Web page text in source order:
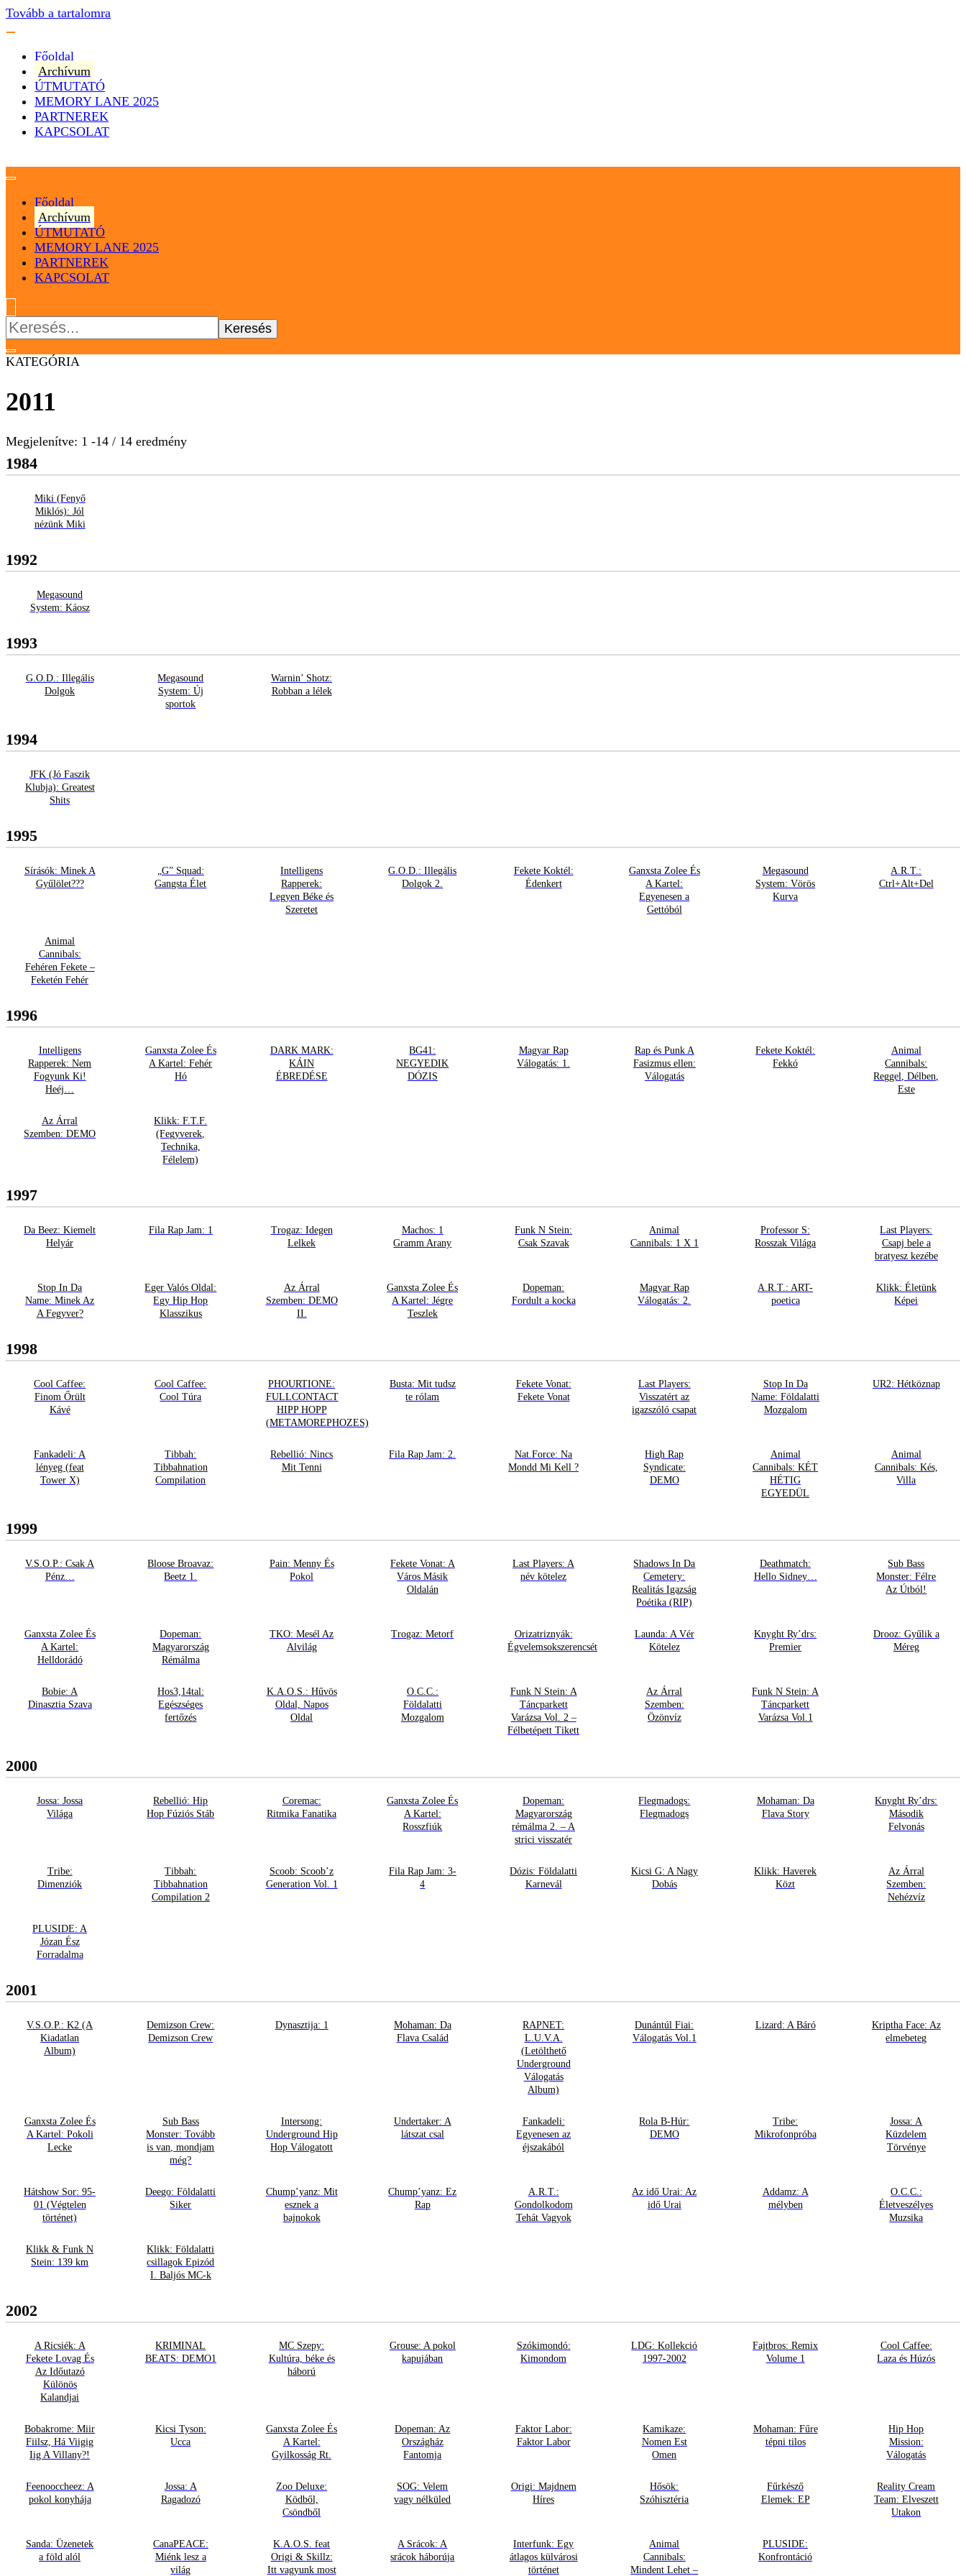
Tovább a tartalomra
Főoldal
Archívum
ÚTMUTATÓ
MEMORY LANE 2025
PARTNEREK
KAPCSOLAT
Magyar Hip Hop Archívum
Magyarország
Főoldal
Archívum
ÚTMUTATÓ
MEMORY LANE 2025
PARTNEREK
KAPCSOLAT
Keresés:
KATEGÓRIA
2011
Megjelenítve: 1 -14 / 14 eredmény
1984
Miki (Fenyő
Miklós): Jól
nézünk Miki
1992
Megasound
System: Káosz
1993
G.O.D.: Illegális
Dolgok
Megasound
System: Új
sportok
Warnin’ Shotz:
Robban a lélek
1994
JFK (Jó Faszik
Klubja): Greatest
Shits
1995
Sírásók: Minek A
Gyűlölet???
„G” Squad:
Gangsta Élet
Intelligens
Rapperek:
Legyen Béke és
Szeretet
G.O.D.: Illegális
Dolgok 2.
Fekete Koktél:
Édenkert
Ganxsta Zolee És
A Kartel:
Egyenesen a
Gettóból
Megasound
System: Vörös
Kurva
A.R.T.:
Ctrl+Alt+Del
Animal
Cannibals:
Fehéren Fekete –
Feketén Fehér
1996
Intelligens
Rapperek: Nem
Fogyunk Ki!
Heéj…
Ganxsta Zolee És
A Kartel: Fehér
Hó
DARK MARK:
KÁIN
ÉBREDÉSE
BG41:
NEGYEDIK
DÓZIS
Magyar Rap
Válogatás: 1.
Rap és Punk A
Fasizmus ellen:
Válogatás
Fekete Koktél:
Fekkó
Animal
Cannibals:
Reggel, Délben,
Este
Az Árral
Szemben: DEMO
Klikk: F.T.F.
(Fegyverek,
Technika,
Félelem)
1997
Da Beez: Kiemelt
Helyár
Fila Rap Jam: 1
Trogaz: Idegen
Lelkek
Machos: 1
Gramm Arany
Funk N Stein:
Csak Szavak
Animal
Cannibals: 1 X 1
Professor S:
Rosszak Világa
Last Players:
Csapj bele a
bratyesz kezébe
Stop In Da
Name: Minek Az
A Fegyver?
Eger Valós Oldal:
Egy Hip Hop
Klasszikus
Az Árral
Szemben: DEMO
II.
Ganxsta Zolee És
A Kartel: Jégre
Teszlek
Dopeman:
Fordult a kocka
Magyar Rap
Válogatás: 2.
A.R.T.: ART-
poetica
Klikk: Életünk
Képei
1998
Cool Caffee:
Finom Őrült
Kávé
Cool Caffee:
Cool Túra
PHOURTIONE:
FULLCONTACT
HIPP HOPP
(METAMOREPHOZES)
Busta: Mit tudsz
te rólam
Fekete Vonat:
Fekete Vonat
Last Players:
Visszatért az
igazszóló csapat
Stop In Da
Name: Földalatti
Mozgalom
UR2: Hétköznap
Fankadeli: A
lényeg (feat
Tower X)
Tibbah:
Tibbahnation
Compilation
Rebellió: Nincs
Mit Tenni
Fila Rap Jam: 2.
Nat.Force: Na
Mondd Mi Kell ?
High Rap
Syndicate:
DEMO
Animal
Cannibals: KÉT
HÉTIG
EGYEDÜL
Animal
Cannibals: Kés,
Villa
1999
V.S.O.P.: Csak A
Pénz…
Bloose Broavaz:
Beetz 1.
Pain: Menny És
Pokol
Fekete Vonat: A
Város Másik
Oldalán
Last Players: A
név kötelez
Shadows In Da
Cemetery:
Realitás Igazság
Poétika (RIP)
Deathmatch:
Hello Sidney…
Sub Bass
Monster: Félre
Az Útból!
Ganxsta Zolee És
A Kartel:
Helldorádó
Dopeman:
Magyarország
Rémálma
TKO: Mesél Az
Alvilág
Trogaz: Metorf
Orizatriznyák:
Égvelemsokszerencsét
Launda: A Vér
Kötelez
Knyght Ry’drs:
Premier
Drooz: Gyűlik a
Méreg
Bobie: A
Dinasztia Szava
Hos3,14tal:
Egészséges
fertőzés
K.A.O.S.: Hűvös
Oldal, Napos
Oldal
O.C.C.:
Földalatti
Mozgalom
Funk N Stein: A
Táncparkett
Varázsa Vol. 2 –
Félbetépett Tikett
Az Árral
Szemben:
Özönvíz
Funk N Stein: A
Táncparkett
Varázsa Vol.1
2000
Jossa: Jossa
Világa
Rebellió: Hip
Hop Fúziós Stáb
Coremac:
Ritmika Fanatika
Ganxsta Zolee És
A Kartel:
Rosszfiúk
Dopeman:
Magyarország
rémálma 2. – A
strici visszatér
Flegmadogs:
Flegmadogs
Mohaman: Da
Flava Story
Knyght Ry’drs:
Második
Felvonás
Tribe:
Dimenziók
Tibbah:
Tibbahnation
Compilation 2
Scoob: Scoob’z
Generation Vol. 1
Fila Rap Jam: 3-
4
Dózis: Földalatti
Karnevál
Kicsi G: A Nagy
Dobás
Klikk: Haverek
Közt
Az Árral
Szemben:
Nehézvíz
PLUSIDE: A
Józan Ész
Forradalma
2001
V.S.O.P.: K2 (A
Kiadatlan
Album)
Demizson Crew:
Demizson Crew
Dynasztija: 1
Mohaman: Da
Flava Család
RAPNET:
L.U.V.A.
(Letölthető
Underground
Válogatás
Album)
Dunántúl Fiai:
Válogatás Vol.1
Lizard: A Báró
Kriptha Face: Az
elmebeteg
Ganxsta Zolee És
A Kartel: Pokoli
Lecke
Sub Bass
Monster: Tovább
is van, mondjam
még?
Intersong:
Underground Hip
Hop Válogatott
Undertaker: A
látszat csal
Fankadeli:
Egyenesen az
éjszakából
Rola B-Húr:
DEMO
Tribe:
Mikrofonpróba
Jossa: A
Küzdelem
Törvénye
Hátshow Sor: 95-
01 (Végtelen
történet)
Deego: Földalatti
Siker
Chump’yanz: Mit
esznek a
bajnokok
Chump’yanz: Ez
Rap
A.R.T.:
Gondolkodom
Tehát Vagyok
Az idő Urai: Az
idő Urai
Addamz: A
mélyben
O.C.C.:
Életveszélyes
Muzsika
Klikk & Funk N
Stein: 139 km
Klikk: Földalatti
csillagok Epizód
I. Baljós MC-k
2002
A Ricsiék: A
Fekete Lovag És
Az Időutazó
Különös
Kalandjai
KRIMINAL
BEATS: DEMO1
MC Szepy:
Kultúra, béke és
háború
Grouse: A pokol
kapujában
Szókimondó:
Kimondom
LDG: Kollekció
1997-2002
Fajtbros: Remix
Volume 1
Cool Caffee:
Laza és Húzós
Bobakrome: Miir
Fiilsz, Há Viigig
Iig A Villany?!
Kicsi Tyson:
Ucca
Ganxsta Zolee És
A Kartel:
Gyilkosság Rt.
Dopeman: Az
Országház
Fantomja
Faktor Labor:
Faktor Labor
Kamikaze:
Nomen Est
Omen
Mohaman: Fűre
tépni tilos
Hip Hop
Mission:
Válogatás
Feenooccheez: A
pokol konyhája
Jossa: A
Ragadozó
Zoo Deluxe:
Ködből,
Csöndből
SOG: Velem
vagy nélküled
Origi: Majdnem
Híres
Hősök:
Szóhisztéria
Fűrkésző
Elemek: EP
Reality Cream
Team: Elveszett
Utakon
Sanda: Üzenetek
a föld alól
CanaPEACE:
Miénk lesz a
világ
K.A.O.S. feat
Origi & Skillz:
Itt vagyunk most
A Srácok: A
srácok háborúja
Interfunk: Egy
átlagos külvárosi
történet
Animal
Cannibals:
Mindent Lehet –
PLUSIDE:
Konfrontáció